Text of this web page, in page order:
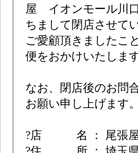
屋 イオンモール川
ちまして閉店させて
ご愛顧頂きましたこ
便をおかけいたしま
なお、閉店後のお問
お願い申し上げます。
?店 名 ： 尾張屋